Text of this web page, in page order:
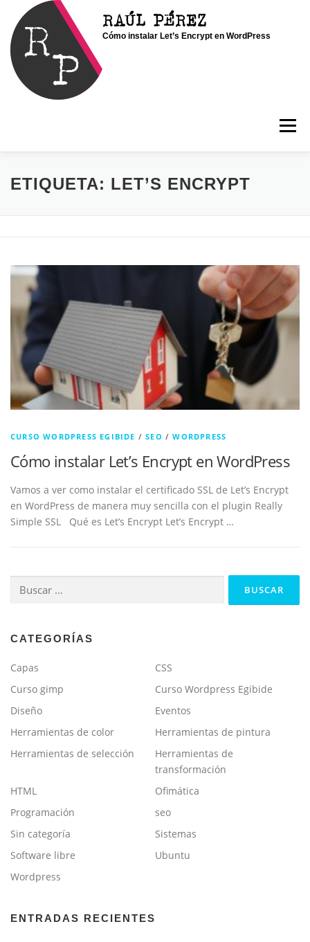
contenido
RAÚL PÉREZ
Cómo instalar Let’s Encrypt en WordPress
Menú
INICIO SOY RAÚL SERVICIOS
ETIQUETA: LET’S ENCRYPT
CURSO WORDPRESS EGIBIDE /SEO /WORDPRESS
Cómo instalar Let’s Encrypt en WordPress
Vamos a ver como instalar el certificado SSL de Let’s Encrypt
en WordPress de manera muy sencilla con el plugin Really
Simple SSL Qué es Let’s Encrypt Let’s Encrypt …
Buscar:
CATEGORÍAS
Capas
CSS
Curso gimp
Curso Wordpress Egibide
Diseño
Eventos
Herramientas de color
Herramientas de pintura
Herramientas de selección
Herramientas de
transformación
HTML
Ofimática
Programación
seo
Sin categoría
Sistemas
Software libre
Ubuntu
Wordpress
ENTRADAS RECIENTES